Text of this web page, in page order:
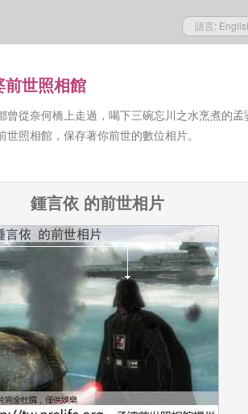
語言:
前世照相館
曾從奈何橋上走過，喝下三碗忘川之水烹煮的孟
世照相館，保存著你前世的數位相片。
鍾言依 的前世相片